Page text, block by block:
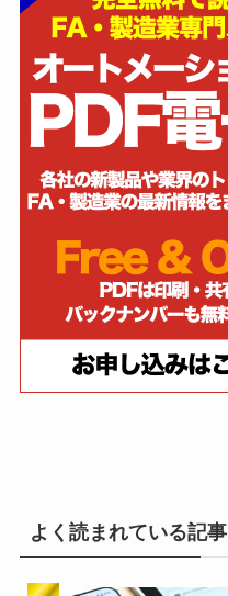
よく読まれている記事